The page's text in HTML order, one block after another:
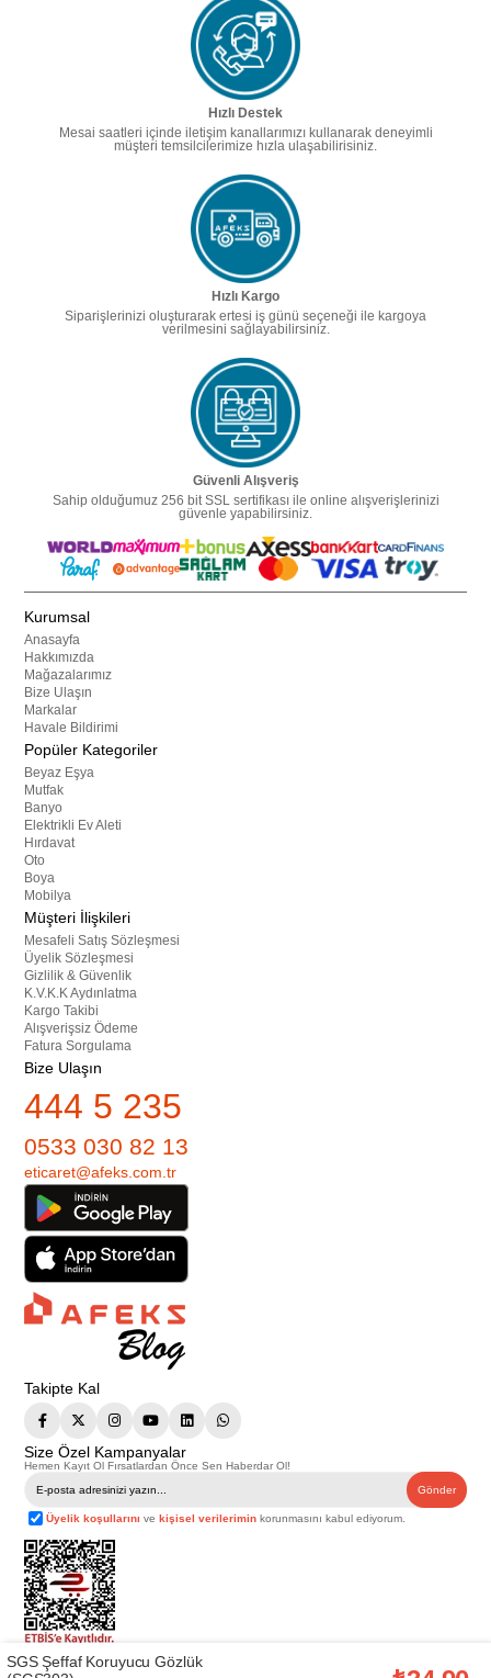
Hızlı Destek
Mesai saatleri içinde iletişim kanallarımızı kullanarak deneyimli
müşteri temsilcilerimize hızla ulaşabilirisiniz.
Hızlı Kargo
Siparişlerinizi oluşturarak ertesi iş günü seçeneği ile kargoya
verilmesini sağlayabilirsiniz.
Güvenli Alışveriş
Sahip olduğumuz 256 bit SSL sertifikası ile online alışverişlerinizi
güvenle yapabilirsiniz.
Kurumsal
Anasayfa
Hakkımızda
Mağazalarımız
Bize Ulaşın
Markalar
Havale Bildirimi
Popüler Kategoriler
Beyaz Eşya
Mutfak
Banyo
Elektrikli Ev Aleti
Hırdavat
Oto
Boya
Mobilya
Müşteri İlişkileri
Mesafeli Satış Sözleşmesi
Üyelik Sözleşmesi
Gizlilik & Güvenlik
K.V.K.K Aydınlatma
Kargo Takibi
Alışverişsiz Ödeme
Fatura Sorgulama
Bize Ulaşın
444 5 235
0533 030 82 13
eticaret@afeks.com.tr
Takipte Kal
Size Özel Kampanyalar
Hemen Kayıt Ol Fırsatlardan Önce Sen Haberdar Ol!
Gönder
Üyelik koşullarını vekişisel verilerimin korunmasını kabul ediyorum.
Telif Hakkı © 2026Afeks Yapı Market
. Tüm hakları saklıdır.
SGS Şeffaf Koruyucu Gözlük